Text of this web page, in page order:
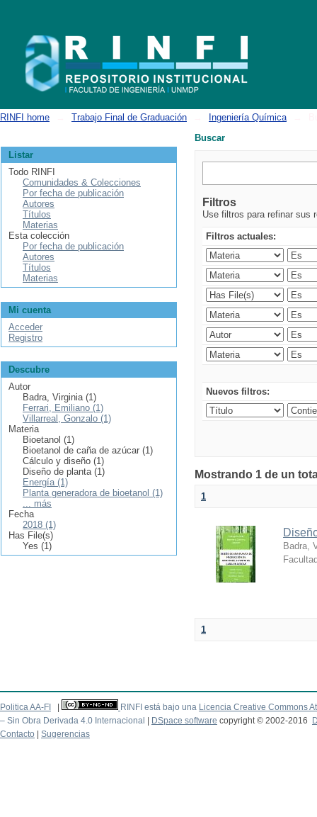
RINFI home Trabajo Final de Graduación Ingeniería Química
Buscar
Filtros
Use filtros para refinar sus
Filtros actuales:
Nuevos filtros:
Mostrando 1 de un
1
Badra,
1
Listar
Todo RINFI
Comunidades & Colecciones
Por fecha de publicación
Autores
Títulos
Materias
Esta colección
Por fecha de publicación
Autores
Títulos
Materias
Mi cuenta
Acceder
Registro
Descubre
Autor
Badra, Virginia (1)
Ferrari, Emiliano (1)
Villarreal, Gonzalo (1)
Materia
Bioetanol (1)
Bioetanol de caña de azúcar (1)
Cálculo y diseño (1)
Diseño de planta (1)
Energía (1)
Planta generadora de bioetanol (1)
... más
Fecha
2018 (1)
Has File(s)
Yes (1)
Politica AA-FI RINFI está bajo una Licencia Creative Commons
– Sin Obra Derivada 4.0 Internacional
DSpace software copyright © 2002-2016
Contacto
Sugerencias